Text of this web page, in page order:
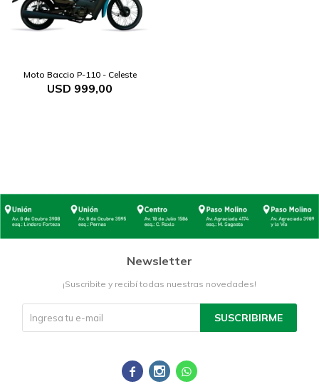
Moto Baccio P-110 - Celeste
USD 999,00
Newsletter
¡Suscribite y recibí todas nuestras novedades!
SUSCRIBIRME
  